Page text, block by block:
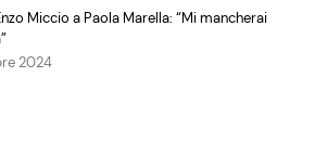
Miccio a Paola Marella: “Mi mancherai
2024